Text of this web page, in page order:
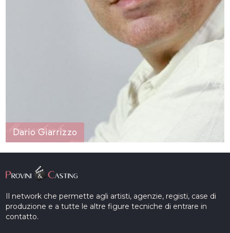
Dario Giarrizzo
Il network che permette agli artisti, agenzie, registi, case di
produzione e a tutte le altre figure tecniche di entrare in
contatto.